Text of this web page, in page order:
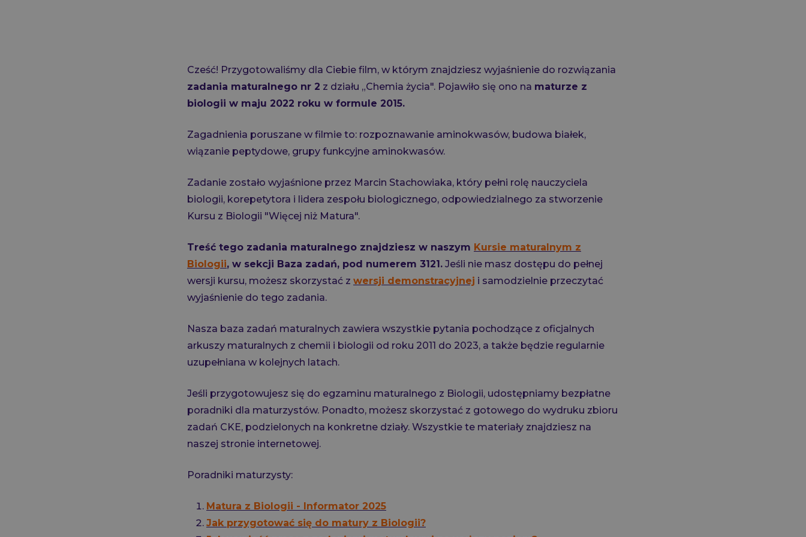
Cześć! Przygotowaliśmy dla Ciebie film, w którym znajdziesz wyjaśnienie do rozwiązania
zadania maturalnego nr 2 z działu „Chemia życia". Pojawiło się ono na maturze z
biologii w maju 2022 roku w formule 2015.
Zagadnienia poruszane w filmie to: rozpoznawanie aminokwasów, budowa białek,
wiązanie peptydowe, grupy funkcyjne aminokwasów.
Zadanie zostało wyjaśnione przez Marcin Stachowiaka, który pełni rolę nauczyciela
biologii, korepetytora i lidera zespołu biologicznego, odpowiedzialnego za stworzenie
Kursu z Biologii "Więcej niż Matura".
Treść tego zadania maturalnego znajdziesz w naszym Kursie maturalnym z
Biologii, w sekcji Baza zadań, pod numerem 3121. Jeśli nie masz dostępu do pełnej
wersji kursu, możesz skorzystać z wersji demonstracyjnej i samodzielnie przeczytać
wyjaśnienie do tego zadania.
Nasza baza zadań maturalnych zawiera wszystkie pytania pochodzące z oficjalnych
arkuszy maturalnych z chemii i biologii od roku 2011 do 2023, a także będzie regularnie
uzupełniana w kolejnych latach.
Jeśli przygotowujesz się do egzaminu maturalnego z Biologii, udostępniamy bezpłatne
poradniki dla maturzystów. Ponadto, możesz skorzystać z gotowego do wydruku zbioru
zadań CKE, podzielonych na konkretne działy. Wszystkie te materiały znajdziesz na
naszej stronie internetowej.
Poradniki maturzysty:
Matura z Biologii - Informator 2025
Jak przygotować się do matury z Biologii?